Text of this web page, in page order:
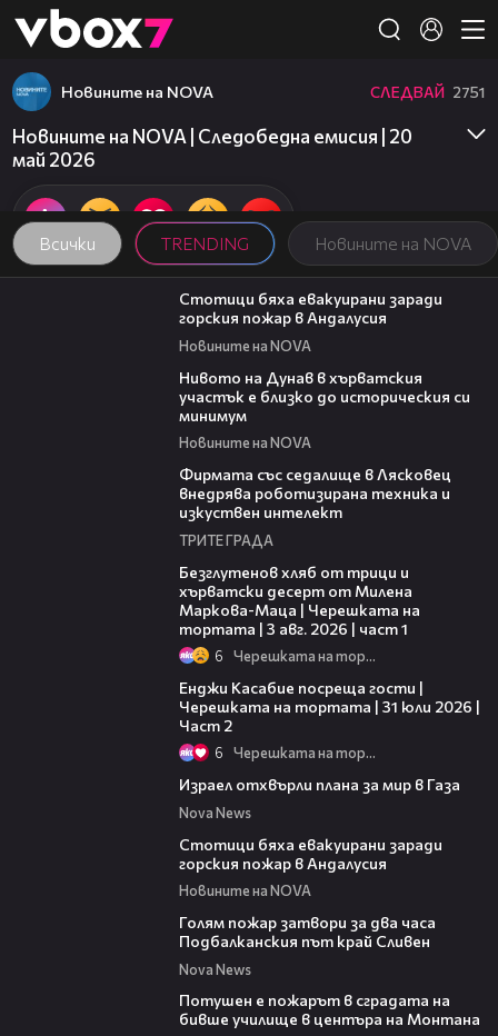
👾
Всички TRENDING Новините на NOVA
Новините на NOVA СЛЕДВАЙ 2751
Новините на NOVA | Следобедна емисия | 20
май 2026
01:20
Стотици бяха евакуирани заради
горския пожар в Андалусия
Новините на NOVA
Нивото на Дунав в хърватския
участък е близко до историческия си
минимум
Новините на NOVA
Фирмата със седалище в Лясковец
внедрява роботизирана техника и
изкуствен интелект
ТРИТЕ ГРАДА
Безглутенов хляб от трици и
хърватски десерт от Милена
Маркова-Маца | Черешката на
тортата | 3 авг. 2026 | част 1
6 Черешката на тортата
Енджи Касабие посреща гости |
Черешката на тортата | 31 юли 2026 |
Част 2
6 Черешката на тортата
Израел отхвърли плана за мир в Газа
Nova News
Стотици бяха евакуирани заради
горския пожар в Андалусия
Новините на NOVA
Голям пожар затвори за два часа
Подбалканския път край Сливен
Nova News
Потушен е пожарът в сградата на
бивше училище в центъра на Монтана